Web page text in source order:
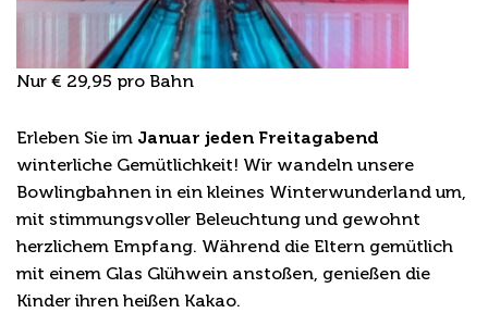
Nur € 29,95 pro Bahn
Erleben Sie im Januar jeden Freitagabend
winterliche Gemütlichkeit! Wir wandeln unsere
Bowlingbahnen in ein kleines Winterwunderland um,
mit stimmungsvoller Beleuchtung und gewohnt
herzlichem Empfang. Während die Eltern gemütlich
mit einem Glas Glühwein anstoßen, genießen die
Kinder ihren heißen Kakao.